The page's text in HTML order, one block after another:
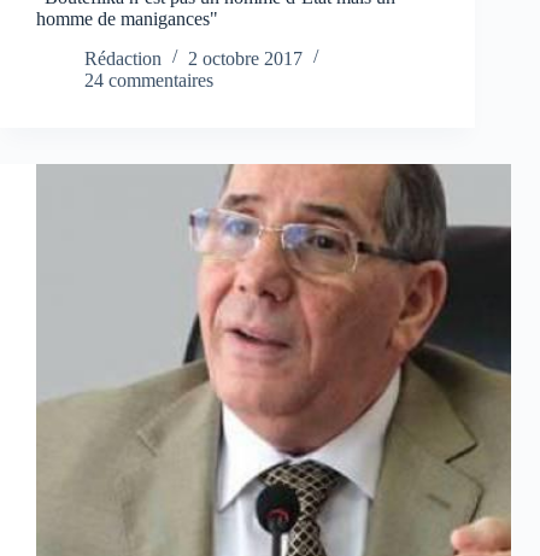
homme de manigances"
Rédaction
2 octobre 2017
24 commentaires